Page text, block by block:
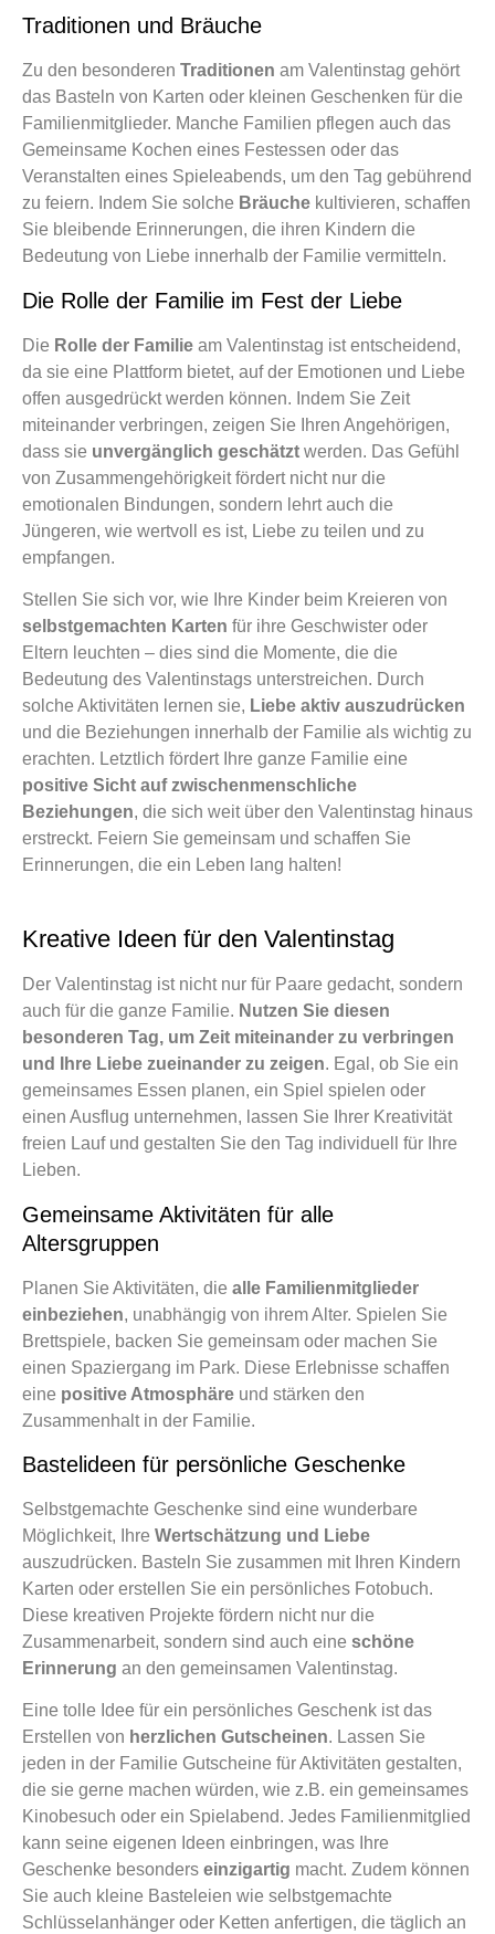
Traditionen und Bräuche
Zu den besonderen Traditionen am Valentinstag gehört
das Basteln von Karten oder kleinen Geschenken für die
Familienmitglieder. Manche Familien pflegen auch das
Gemeinsame Kochen eines Festessen oder das
Veranstalten eines Spieleabends, um den Tag gebührend
zu feiern. Indem Sie solche Bräuche kultivieren, schaffen
Sie bleibende Erinnerungen, die ihren Kindern die
Bedeutung von Liebe innerhalb der Familie vermitteln.
Die Rolle der Familie im Fest der Liebe
Die Rolle der Familie am Valentinstag ist entscheidend,
da sie eine Plattform bietet, auf der Emotionen und Liebe
offen ausgedrückt werden können. Indem Sie Zeit
miteinander verbringen, zeigen Sie Ihren Angehörigen,
dass sie unvergänglich geschätzt werden. Das Gefühl
von Zusammengehörigkeit fördert nicht nur die
emotionalen Bindungen, sondern lehrt auch die
Jüngeren, wie wertvoll es ist, Liebe zu teilen und zu
empfangen.
Stellen Sie sich vor, wie Ihre Kinder beim Kreieren von
selbstgemachten Karten für ihre Geschwister oder
Eltern leuchten – dies sind die Momente, die die
Bedeutung des Valentinstags unterstreichen. Durch
solche Aktivitäten lernen sie, Liebe aktiv auszudrücken
und die Beziehungen innerhalb der Familie als wichtig zu
erachten. Letztlich fördert Ihre ganze Familie eine
positive Sicht auf zwischenmenschliche
Beziehungen, die sich weit über den Valentinstag hinaus
erstreckt. Feiern Sie gemeinsam und schaffen Sie
Erinnerungen, die ein Leben lang halten!
Kreative Ideen für den Valentinstag
Der Valentinstag ist nicht nur für Paare gedacht, sondern
auch für die ganze Familie. Nutzen Sie diesen
besonderen Tag, um Zeit miteinander zu verbringen
und Ihre Liebe zueinander zu zeigen. Egal, ob Sie ein
gemeinsames Essen planen, ein Spiel spielen oder
einen Ausflug unternehmen, lassen Sie Ihrer Kreativität
freien Lauf und gestalten Sie den Tag individuell für Ihre
Lieben.
Gemeinsame Aktivitäten für alle
Altersgruppen
Planen Sie Aktivitäten, die alle Familienmitglieder
einbeziehen, unabhängig von ihrem Alter. Spielen Sie
Brettspiele, backen Sie gemeinsam oder machen Sie
einen Spaziergang im Park. Diese Erlebnisse schaffen
eine positive Atmosphäre und stärken den
Zusammenhalt in der Familie.
Bastelideen für persönliche Geschenke
Selbstgemachte Geschenke sind eine wunderbare
Möglichkeit, Ihre Wertschätzung und Liebe
auszudrücken. Basteln Sie zusammen mit Ihren Kindern
Karten oder erstellen Sie ein persönliches Fotobuch.
Diese kreativen Projekte fördern nicht nur die
Zusammenarbeit, sondern sind auch eine schöne
Erinnerung an den gemeinsamen Valentinstag.
Eine tolle Idee für ein persönliches Geschenk ist das
Erstellen von herzlichen Gutscheinen. Lassen Sie
jeden in der Familie Gutscheine für Aktivitäten gestalten,
die sie gerne machen würden, wie z.B. ein gemeinsames
Kinobesuch oder ein Spielabend. Jedes Familienmitglied
kann seine eigenen Ideen einbringen, was Ihre
Geschenke besonders einzigartig macht. Zudem können
Sie auch kleine Basteleien wie selbstgemachte
Schlüsselanhänger oder Ketten anfertigen, die täglich an